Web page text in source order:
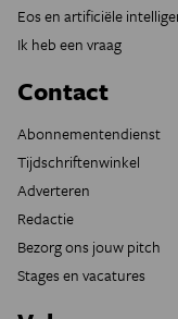
Eos en artificiële
Ik heb een vraag
Contact
Abonnementendienst
Tijdschriftenwinkel
Adverteren
Redactie
Bezorg ons jouw pitch
Stages en vacatures